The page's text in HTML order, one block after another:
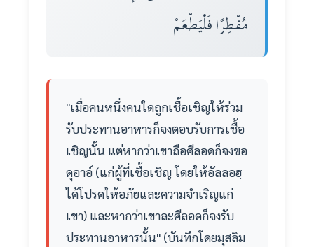
مُفْطِرًا فَلْيَطْعَمْ
"เมื่อคนหนึ่งคนใดถูกเชื้อเชิญให้ร่วม
รับประทานอาหารก็จงตอบรับการเชื้อ
เชิญนั้น แต่หากว่าเขาถือศีลอดก็จงขอ
ดุอาอ์ (แก่ผู้ที่เชื้อเชิญ โดยให้อัลลอฮฺ
ได้โปรดให้อภัยและความจำเริญแก่
เขา) และหากว่าเขาละศีลอดก็จงรับ
ประทานอาหารนั้น" (บันทึกโดยมุสลิม